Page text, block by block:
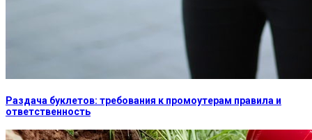
Раздача буклетов: требования к промоутерам правила и
ответственность